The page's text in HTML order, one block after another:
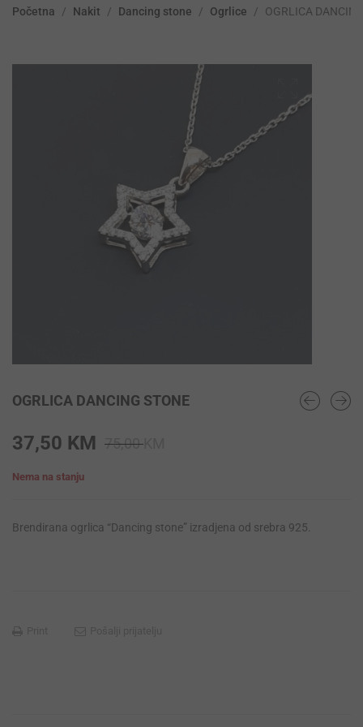
Početna / Nakit / Dancing stone / Ogrlice / OGRLICA
OGRLICA DANCING STONE
75,00
37,50 KM
Nema na stanju
Brendirana ogrlica “Dancing stone” izradjena od srebra 925.